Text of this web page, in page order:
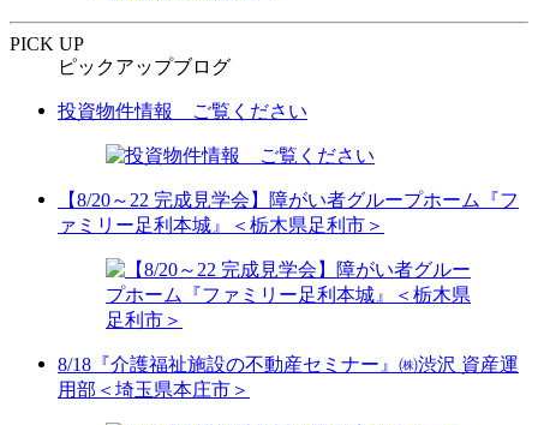
PICK UP
ピックアップブログ
投資物件情報 ご覧ください
【8/20～22 完成見学会】障がい者グループホーム『フ
ァミリー足利本城』＜栃木県足利市＞
8/18『介護福祉施設の不動産セミナー』㈱渋沢 資産運
用部＜埼玉県本庄市＞